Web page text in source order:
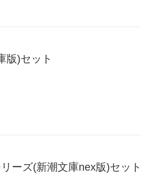
版)セット
ーズ(新潮文庫nex版)セット